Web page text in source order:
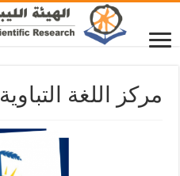
مركز اللغة التباوية